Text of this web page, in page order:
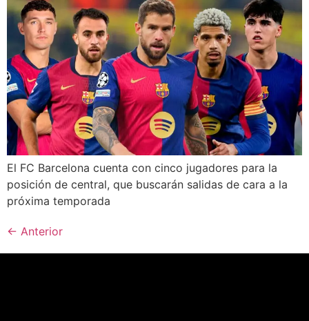
El FC Barcelona cuenta con cinco jugadores para la
posición de central, que buscarán salidas de cara a la
próxima temporada
← Anterior